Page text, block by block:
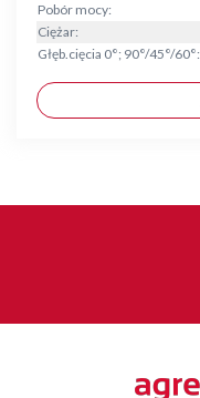
Pobór mocy:
Ciężar:
Głęb.cięcia 0°; 90°/45°/60°: